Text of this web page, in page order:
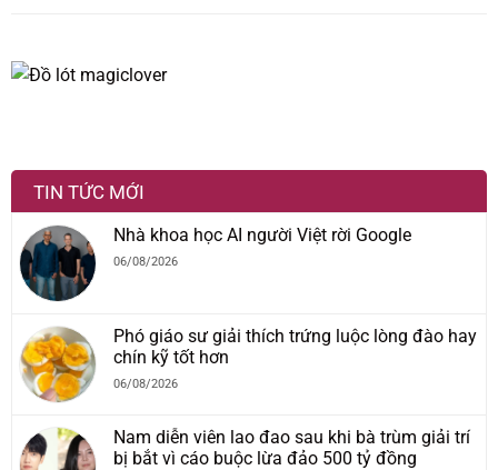
TIN TỨC MỚI
Nhà khoa học AI người Việt rời Google
06/08/2026
Phó giáo sư giải thích trứng luộc lòng đào hay
chín kỹ tốt hơn
06/08/2026
Nam diễn viên lao đao sau khi bà trùm giải trí
bị bắt vì cáo buộc lừa đảo 500 tỷ đồng